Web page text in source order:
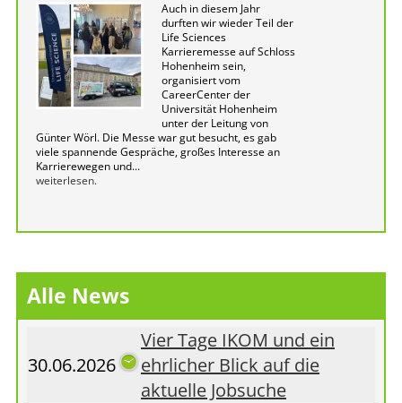
Auch in diesem Jahr
durften wir wieder Teil der
Life Sciences
Karrieremesse auf Schloss
Hohenheim sein,
organisiert vom
CareerCenter der
Universität Hohenheim
unter der Leitung von
Günter Wörl. Die Messe war gut besucht, es gab
viele spannende Gespräche, großes Interesse an
Karrierewegen und...
weiterlesen.
Alle News
30.06.2026
Vier Tage IKOM und ein
ehrlicher Blick auf die
aktuelle Jobsuche